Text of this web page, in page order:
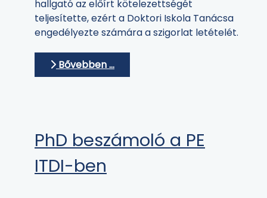
hallgató az előírt kötelezettségét
teljesítette, ezért a Doktori Iskola Tanácsa
engedélyezte számára a szigorlat letételét.
Bővebben …
PhD beszámoló a PE
ITDI-ben